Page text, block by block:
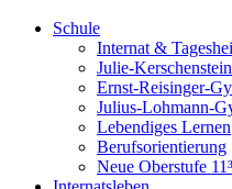
Schule
Internat &
Julie-
Ernst-Reisinger-
Julius-Lohmann-
Lebendiges Lernen
Berufsorientierung
Neue Oberstufe 11³